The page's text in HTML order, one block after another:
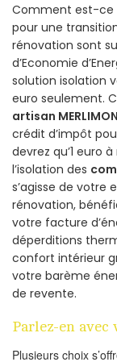
Comment est-ce
pour une
rénovation sont
d’Economie
solution isolation
euro seulement.
artisan
crédit d’impôt
devrez qu’1 euro
l’isolation des
s’agisse de votre
rénovation,
votre facture
déperditions
confort intérieur
votre barème
de revente.
Parlez-en
Plusieurs choix